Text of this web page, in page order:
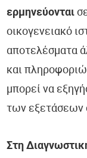
ερμηνεύονται
οικογενειακό
αποτελέσματα
και
μπορεί να
των εξετάσεων
Στη